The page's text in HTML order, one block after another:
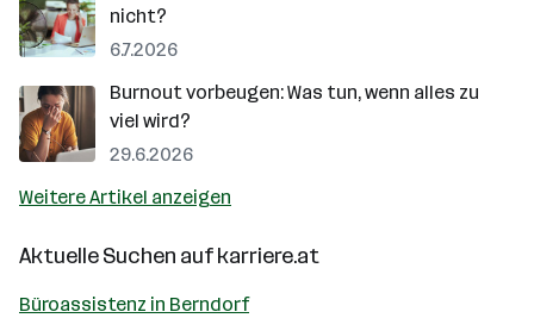
nicht?
6.7.2026
Burnout vorbeugen: Was tun, wenn alles zu
viel wird?
29.6.2026
Weitere Artikel anzeigen
Aktuelle Suchen aufkarriere.at
Büroassistenz in Berndorf